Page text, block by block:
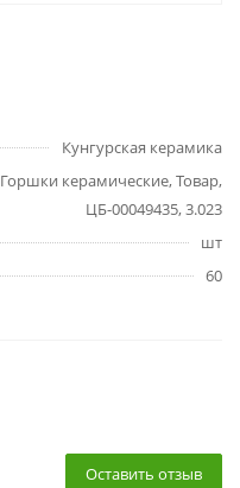
Кунгурская керамика
Горшки керамические, Товар,
ЦБ-00049435, 3.023
шт
60
Оставить отзыв